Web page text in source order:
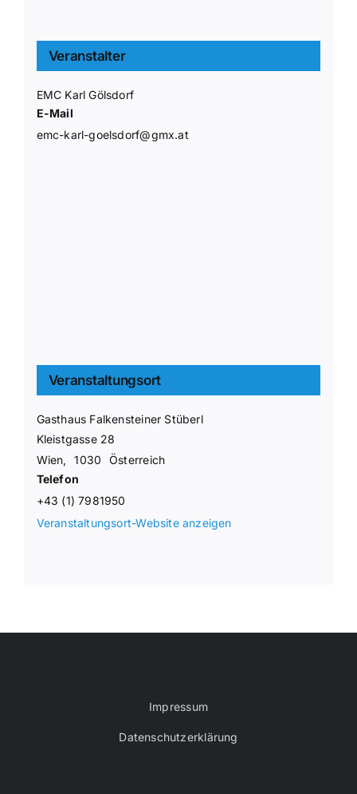
Veranstalter
EMC Karl Gölsdorf
E-Mail
emc-karl-goelsdorf@gmx.at
Veranstaltungsort
Gasthaus Falkensteiner Stüberl
Kleistgasse 28
Wien, 1030
Österreich
Telefon
+43 (1) 7981950
Veranstaltungsort-Website anzeigen
Impressum
Datenschutzerklärung